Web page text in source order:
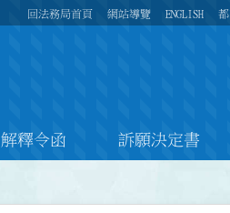
回法務局首頁 網站導覽 ENGLISH
解釋令函 訴願決定書